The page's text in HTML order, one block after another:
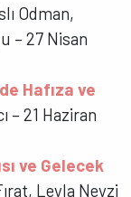
Odman,
– 27 Nisan
Hafıza ve
– 21 Haziran
ve Gelecek
Leyla Neyzi